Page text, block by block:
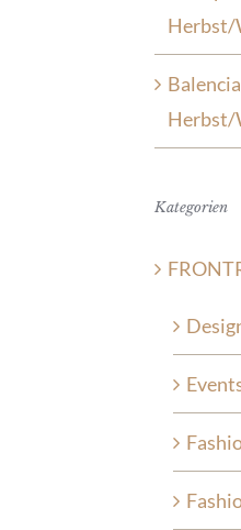
Herbst/
Herbst/
Kategorien